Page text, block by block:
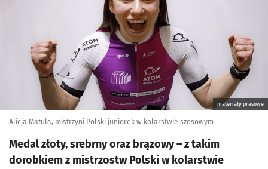
materiały prasowe
Alicja Matuła, mistrzyni Polski juniorek w kolarstwie szosowym
Medal złoty, srebrny oraz brązowy – z takim
dorobkiem z mistrzostw Polski w kolarstwie